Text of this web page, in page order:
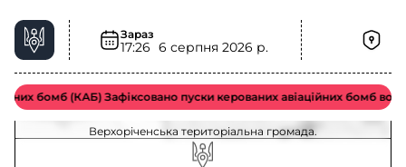
Зараз
17:26 6 серпня 2026 р.
бомб (КАБ) Зафіксовано пуски керованих авіаційних бомб
Радіаційна небезпека у Верхоріченська
територіальна громада – актуальна ситуація
Оновлення щодо радіаційної небезпеки у
Верхоріченська територіальна громада.